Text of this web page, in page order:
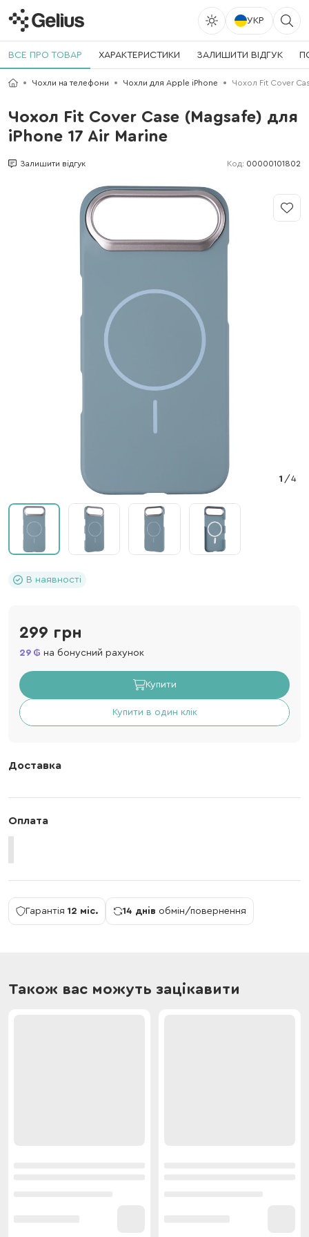
УКР
ВСЕ ПРО ТОВАР ХАРАКТЕРИСТИКИ ЗАЛИШИТИ ВІДГУК
Чохли на телефони Чохли для Apple iPhone Чохол Fit Cover
Чохол Fit Cover Case (Magsafe) для
iPhone 17 Air Marine
Залишити відгук Код: 00000101802
1 /4
В наявності
299 грн
29 на бонусний рахунок
Купити
Купити в один клік
Доставка
Оплата
Гарантія 12 міс. 14 днів обмін/повернення
Також вас можуть зацікавити